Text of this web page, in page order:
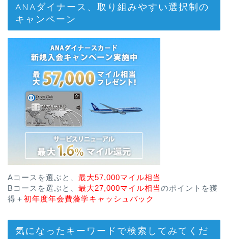
ANAダイナース、取り組みやすい選択制の
キャンペーン
Aコースを選ぶと、 最大57,000マイル相当
Bコースを選ぶと、 最大27,000マイル相当のポイントを獲
得＋ 初年度年会費藩学キャッシュバック
気になったキーワードで検索してみてくだ